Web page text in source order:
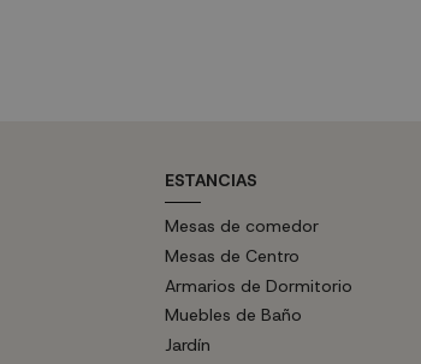
ESTANCIAS
Mesas de comedor
Mesas de Centro
Armarios de Dormitorio
Muebles de Baño
Jardín